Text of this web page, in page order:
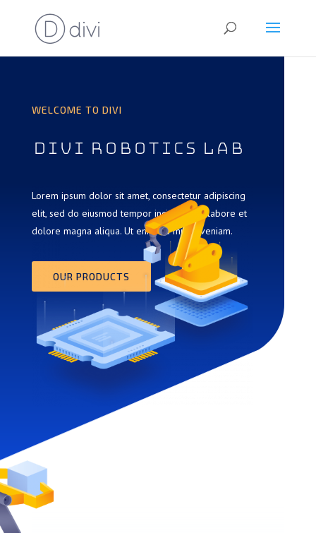
WELCOME TO DIVI
Divi Robotics Lab
Lorem ipsum dolor sit amet, consectetur adipiscing
elit, sed do eiusmod tempor incididunt ut labore et
dolore magna aliqua. Ut enim ad minim veniam.
OUR PRODUCTS